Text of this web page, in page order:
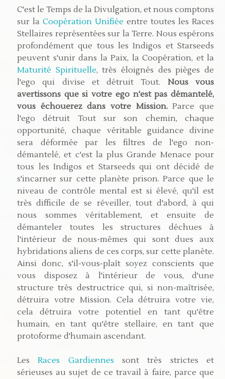
C'est le Temps de la Divulgation, et nous comptons
sur la Coopération Unifiée entre toutes les Races
Stellaires représentées sur la Terre. Nous espérons
profondément que tous les Indigos et Starseeds
peuvent s'unir dans la Paix, la Coopération, et la
Maturité Spirituelle, très éloignés des pièges de
l'ego qui divise et détruit Tout. Nous vous
avertissons que si votre ego n'est pas démantelé,
vous échouerez dans votre Mission.Parce que
l'ego détruit Tout sur son chemin, chaque
opportunité, chaque véritable guidance divine
sera déformée par les filtres de l'ego non-
démantelé, et c'est la plus Grande Menace pour
tous les Indigos et Starseeds qui ont décidé de
s'incarner sur cette planète prison. Parce que le
niveau de contrôle mental est si élevé, qu'il est
très difficile de se réveiller, tout d'abord, à qui
nous sommes véritablement, et ensuite de
démanteler toutes les structures déchues à
l'intérieur de nous-mêmes qui sont dues aux
hybridations aliens de ces corps, sur cette planète.
Ainsi donc, s'il-vous-plaît soyez conscients que
vous disposez à l'intérieur de vous, d'une
structure très destructrice qui, si non-maîtrisée,
détruira votre Mission. Cela détruira votre vie,
cela détruira votre potentiel en tant qu'être
humain, en tant qu'être stellaire, en tant que
protoforme d'humain ascendant.
LesRaces Gardiennes sont très strictes et
sérieuses au sujet de ce travail à faire, parce que